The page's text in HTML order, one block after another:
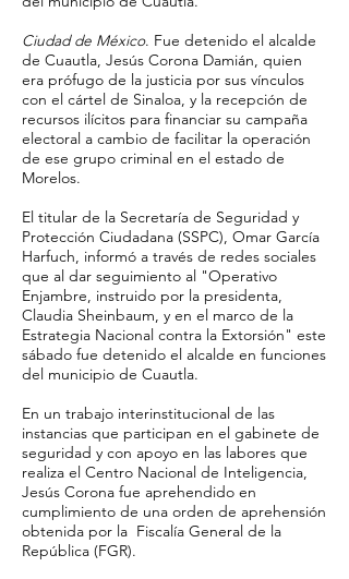
Ciudad de México. Fue detenido el alcalde
de Cuautla, Jesús Corona Damián, quien
era prófugo de la justicia por sus vínculos
con el cártel de Sinaloa, y la recepción de
recursos ilícitos para financiar su campaña
electoral a cambio de facilitar la operación
de ese grupo criminal en el estado de
Morelos.
El titular de la Secretaría de Seguridad y
Protección Ciudadana (SSPC), Omar García
Harfuch, informó a través de redes sociales
que al dar seguimiento al "Operativo
Enjambre, instruido por la presidenta,
Claudia Sheinbaum, y en el marco de la
Estrategia Nacional contra la Extorsión" este
sábado fue detenido el alcalde en funciones
del municipio de Cuautla.
En un trabajo interinstitucional de las
instancias que participan en el gabinete de
seguridad y con apoyo en las labores que
realiza el Centro Nacional de Inteligencia,
Jesús Corona fue aprehendido en
cumplimiento de una orden de aprehensión
obtenida por la Fiscalía General de la
República (FGR).